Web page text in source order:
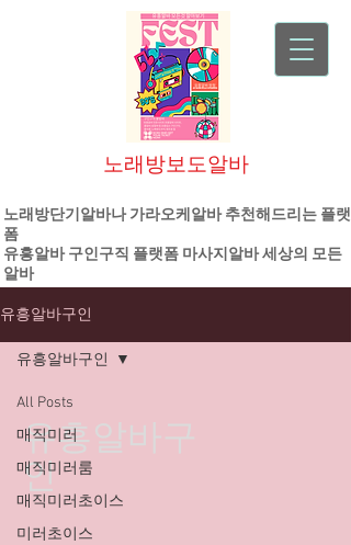
노래방보도알바
노래방단기알바나 가라오케알바 추천해드리는 플랫
폼
유흥알바구인구직 플랫폼 마사지알바세상의 모든
알바
유흥알바구인
All Posts
매직미러
매직미러룸
매직미러초이스
미러초이스
유흥알바구인
유흥알바구
인